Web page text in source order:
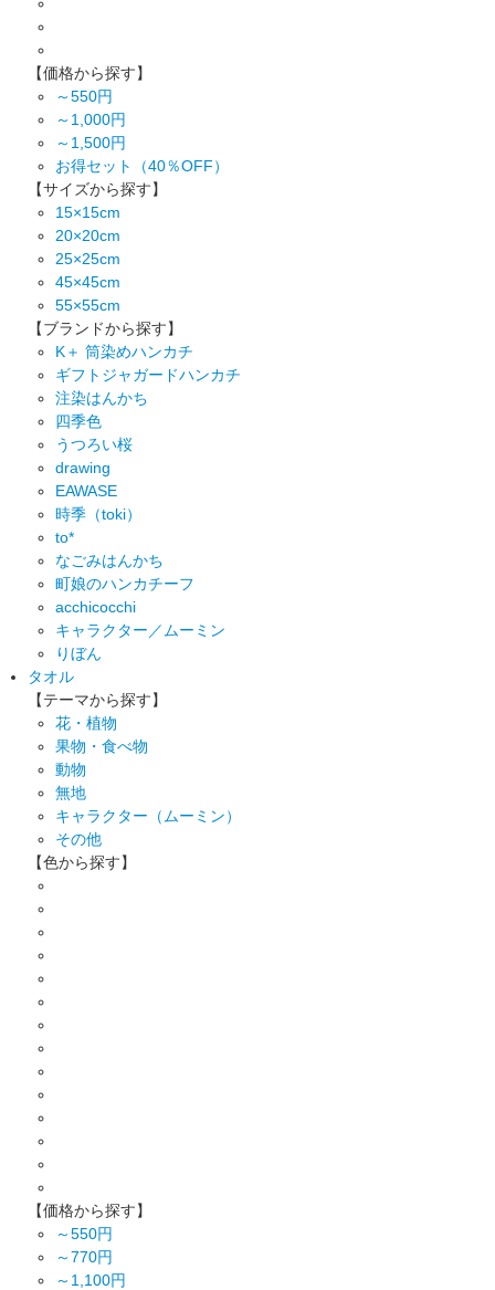
【価格から探す】
～550円
～1,000円
～1,500円
お得セット（40％OFF）
【サイズから探す】
15×15cm
20×20cm
25×25cm
45×45cm
55×55cm
【ブランドから探す】
K＋ 筒染めハンカチ
ギフトジャガードハンカチ
注染はんかち
四季色
うつろい桜
drawing
EAWASE
時季（toki）
to*
なごみはんかち
町娘のハンカチーフ
acchicocchi
キャラクター／ムーミン
りぼん
タオル
【テーマから探す】
花・植物
果物・食べ物
動物
無地
キャラクター（ムーミン）
その他
【色から探す】
【価格から探す】
～550円
～770円
～1,100円